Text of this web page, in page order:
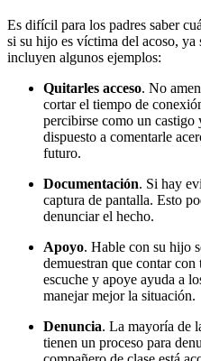
Es difícil para los padres saber
si su hijo es víctima del acoso, ya
incluyen algunos ejemplos:
Quitarles acceso. No
cortar el tiempo de
percibirse como un castigo
dispuesto a comentarle
futuro.
Documentación. Si hay
captura de pantalla. Esto
denunciar el hecho.
Apoyo. Hable con su hijo
demuestran que contar
escuche y apoye ayuda a
manejar mejor la situación.
Denuncia. La mayoría de
tienen un proceso para